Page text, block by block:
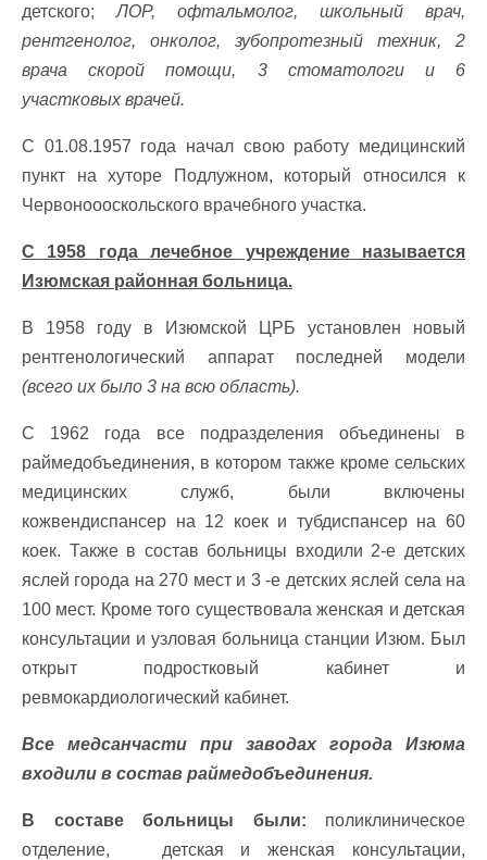
детского;ЛОР, офтальмолог, школьный врач,
рентгенолог, онколог, зубопротезный техник, 2
врача скорой помощи, 3 стоматологи и 6
участковых врачей.
С 01.08.1957 года начал свою работу медицинский
пункт на хуторе Подлужном, который относился к
Червоноооскольского врачебного участка.
С 1958 года лечебное учреждение называется
Изюмская районная больница.
В 1958 году в Изюмской ЦРБ установлен новый
рентгенологический аппарат последней модели
(всего их было 3 на всю область).
С 1962 года все подразделения объединены в
раймедобъединения, в котором также кроме сельских
медицинских служб, были включены
кожвендиспансер на 12 коек и тубдиспансер на 60
коек. Также в состав больницы входили 2-е детских
яслей города на 270 мест и 3 -е детских яслей села на
100 мест. Кроме того существовала женская и детская
консультации и узловая больница станции Изюм. Был
открыт подростковый кабинет и
ревмокардиологический кабинет.
Все медсанчасти при заводах города Изюма
входили в состав раймедобъединения.
В составе больницы были: поликлиническое
отделение, детская и женская консультации,